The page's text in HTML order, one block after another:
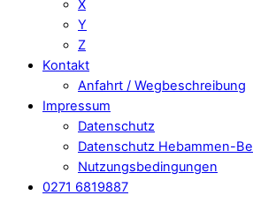
X
Y
Z
Kontakt
Anfahrt / Wegbeschreibung
Impressum
Datenschutz
Datenschutz Hebammen-
Nutzungsbedingungen
0271 6819887